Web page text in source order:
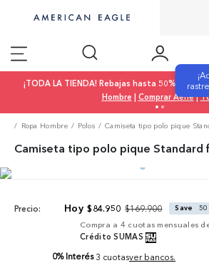
¡TODA LA TIENDA! Rebajas hasta 50% OFF |
Hombre | Comprar Aerie|
Ropa Hombre Polos Camiseta tipo polo pique
Camiseta tipo polo pique Standard
Precio: $84.950 $169.900 Save
Compra a 4 cuotas mensuales
Crédito SUMAS
0% Interés 3 cuotasver bancos.